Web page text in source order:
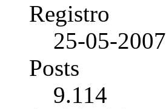
Registro
25-05-2007
Posts
9.114